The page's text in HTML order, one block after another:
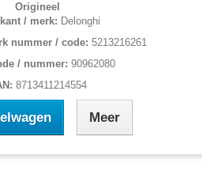
Origineel
/ merk: Delonghi
nummer / code: 5213216261
/ nummer: 90962080
8713411214554
Meer